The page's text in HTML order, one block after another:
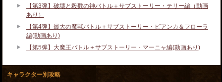
【第3弾】破壊と殺戮の神バトル＋サブストーリー・テリー編（動画
あり）
【第4弾】最大の魔獣バトル＋サブストーリー・ビアンカ＆フローラ
編(動画あり)
【第5弾】大魔王バトル＋サブストーリー・マーニャ編(動画あり)
キャラクター別攻略